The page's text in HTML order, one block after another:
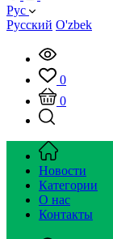
Рус
Русский O'zbek
0
0
Новости
Категории
О нас
Контакты